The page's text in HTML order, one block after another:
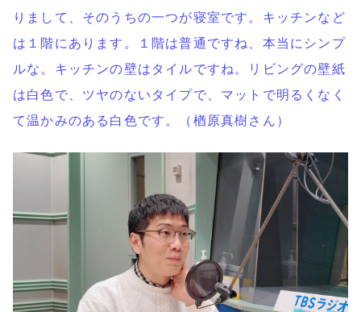
りまして、そのうちの一つが寝室です。キッチンなど
は１階にあります。１階は普通ですね、本当にシンプ
ルな。キッチンの壁はタイルですね。リビングの壁紙
は白色で、ツヤのないタイプで、マットで明るくなく
て温かみのある白色です。（楢原真樹さん）